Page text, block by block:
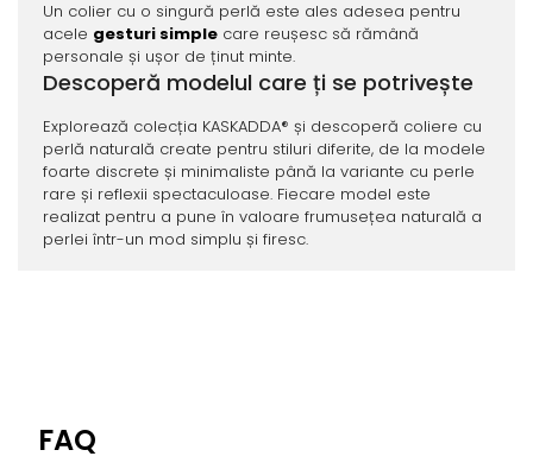
Un colier cu o singură perlă este ales adesea pentru
acele gesturi simplecare reușesc să rămână
personale și ușor de ținut minte.
Descoperă modelul care ți se potrivește
Explorează colecția KASKADDA® și descoperă coliere cu
perlă naturală create pentru stiluri diferite, de la modele
foarte discrete și minimaliste până la variante cu perle
rare și reflexii spectaculoase. Fiecare model este
realizat pentru a pune în valoare frumusețea naturală a
perlei într-un mod simplu și firesc.
FAQ